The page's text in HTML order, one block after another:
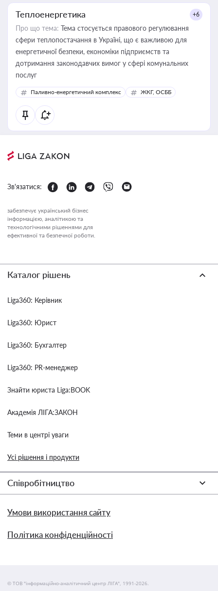
Теплоенергетика +6
Про що тема: Тема стосується правового регулювання
сфери теплопостачання в Україні, що є важливою для
енергетичної безпеки, економіки підприємств та
дотримання законодавчих вимог у сфері комунальних
послуг
Паливно-енергетичний комплекс ЖКГ, ОСББ
Зв'язатися:
забезпечує український бізнес
інформацією, аналітикою та
технологічними рішеннями для
ефективної та безпечної роботи.
Каталог рішень
Liga360: Керівник
Liga360: Юрист
Liga360: Бухгалтер
Liga360: PR-менеджер
Знайти юриста Liga:BOOK
Академія ЛІГА:ЗАКОН
Теми в центрі уваги
Усі рішення і продукти
Співробітництво
Умови використання сайту
Політика конфіденційності
© ТОВ "інформаційно-аналітичний центр ЛІГА", 1991-2026.